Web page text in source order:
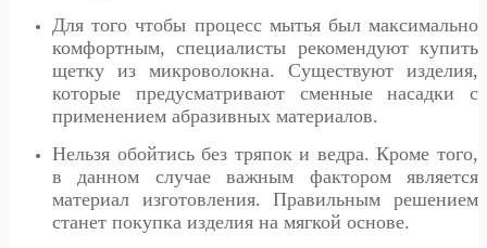
Для того чтобы процесс мытья был максимально
комфортным, специалисты рекомендуют купить
щетку из микроволокна. Существуют изделия,
которые предусматривают сменные насадки с
применением абразивных материалов.
Нельзя обойтись без тряпок и ведра. Кроме того,
в данном случае важным фактором является
материал изготовления. Правильным решением
станет покупка изделия на мягкой основе.